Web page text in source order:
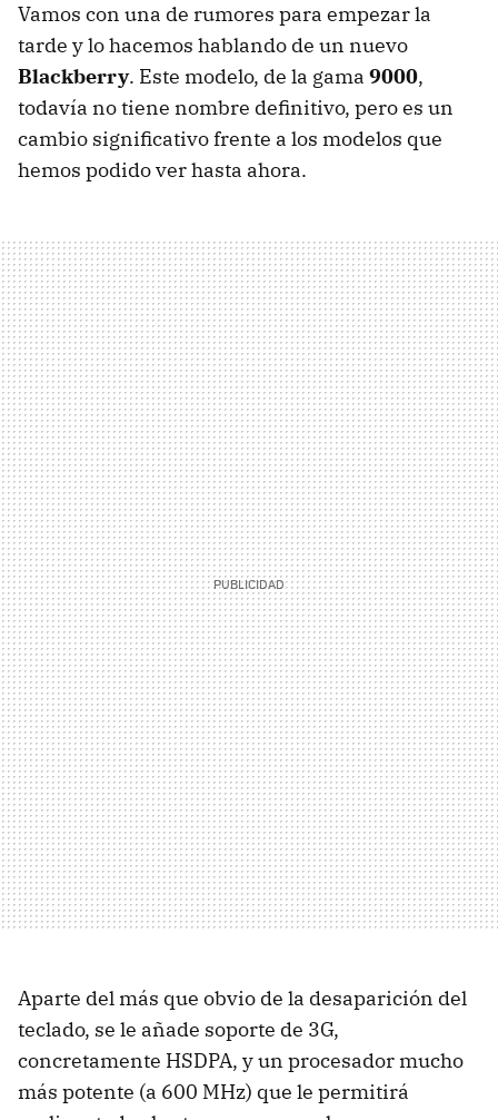
Vamos con una de rumores para empezar la
tarde y lo hacemos hablando de un nuevo
Blackberry. Este modelo, de la gama 9000,
todavía no tiene nombre definitivo, pero es un
cambio significativo frente a los modelos que
hemos podido ver hasta ahora.
Aparte del más que obvio de la desaparición del
teclado, se le añade soporte de 3G,
concretamente HSDPA, y un procesador mucho
más potente (a 600 MHz) que le permitirá